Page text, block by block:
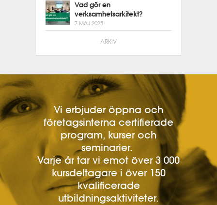
Vad gör en
verksamhetsarkitekt?
7 MAJ 2025
ARKIV
Vi erbjuder öppna och
företagsinterna certifierade
program, kurser och
seminarier.
Varje år tar vi emot över 3 000
kursdeltagare i över 150
kvalificerade
utbildningsaktiviteter.